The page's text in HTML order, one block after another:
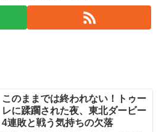
このままでは終われない！トゥー
レに蹂躙された夜、東北ダービー
4連敗と戦う気持ちの欠落